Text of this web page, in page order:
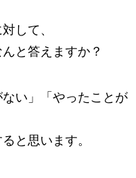
して、
と答えますか？
い」「やったことが
と思います。